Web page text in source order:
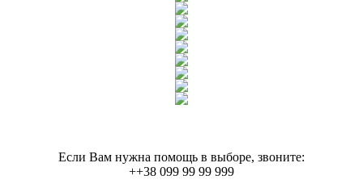
Если Вам нужна помощь в выборе, звоните:
++38 099 99 99 999